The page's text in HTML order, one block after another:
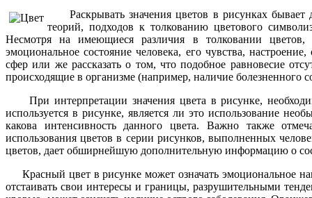
Раскрывать значения цветов в рисунках бывает
теорий, подходов к толкованию цветового
Несмотря на имеющиеся различия в толковании
эмоциональное состояние человека, его чувства,
сфер или же рассказать о том, что подобное равновесие
происходящие в организме (например, наличие болезненного
При интерпретации значения цвета в рисунке,
используется в рисунке, является ли это использование
какова интенсивность данного цвета. Важно также
использования цветов в серии рисунков, выполненных
цветов, дает обширнейшую дополнительную информацию о
Красный цвет в рисунке может означать эмоциональное
отстаивать свои интересы и границы, разрушительными